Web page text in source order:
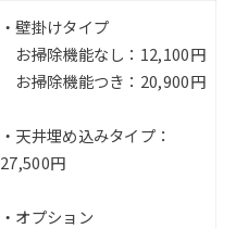
・壁掛けタイプ
お掃除機能なし：12,100円
お掃除機能つき：20,900円
・天井埋め込みタイプ：
27,500円
・オプション